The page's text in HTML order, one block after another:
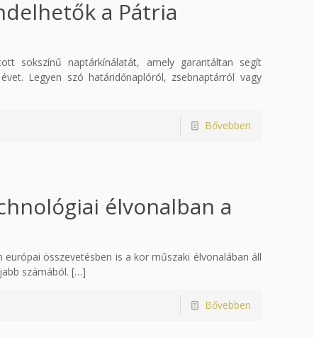
a Pátria
sokszínű naptárkínálatát, amely garantáltan segít
Legyen szó határidőnaplóról, zsebnaptárról vagy
Bővebben
élvonalban a
összevetésben is a kor műszaki élvonalában áll
számából. […]
Bővebben